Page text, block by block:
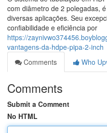
com diâmetro de 2 polegadas,
diversas aplicações. Seu
confiabilidade e eficiência por
https://
vantagens-da-hdpe-pipa-2-inch
Comments
Who
Comments
Submit a Comment
No HTML